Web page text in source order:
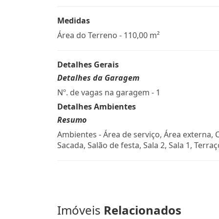
Medidas
Área do Terreno - 110,00 m²
Detalhes Gerais
Detalhes da Garagem
Nº. de vagas na garagem - 1
Detalhes Ambientes
Resumo
Ambientes - Área de serviço, Área externa,
Sacada, Salão de festa, Sala 2, Sala 1,
Imóveis Relacionados